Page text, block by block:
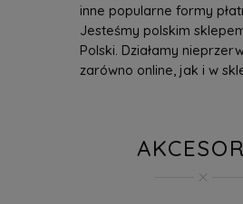
inne popularne formy
Jesteśmy polskim
Polski. Działamy
zarówno online, jak i w